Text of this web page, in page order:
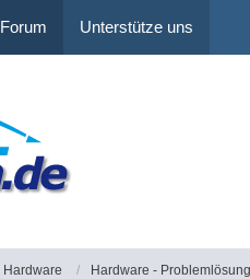
Forum Unterstütze uns
Hardware Hardware -